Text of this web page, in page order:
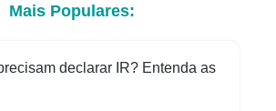
Mais Populares:
declarar IR? Entenda as